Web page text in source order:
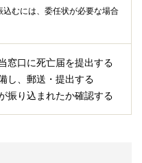
むには、委任状が必要な場合
窓口に死亡届を提出する
し、郵送・提出する
振り込まれたか確認する